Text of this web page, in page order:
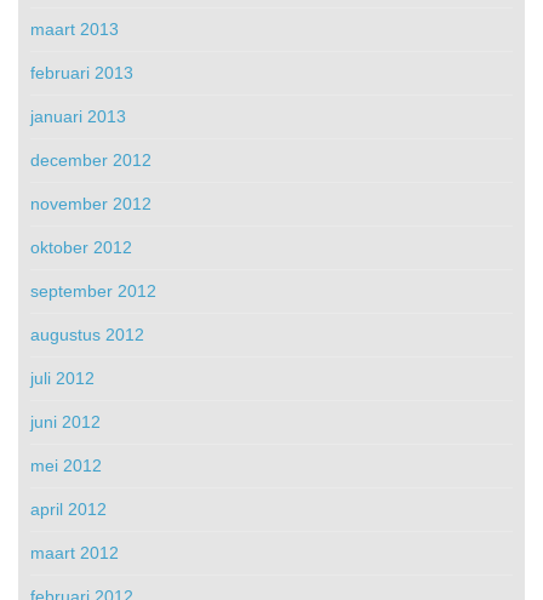
maart 2013
februari 2013
januari 2013
december 2012
november 2012
oktober 2012
september 2012
augustus 2012
juli 2012
juni 2012
mei 2012
april 2012
maart 2012